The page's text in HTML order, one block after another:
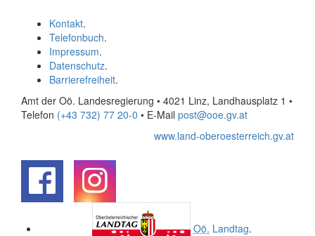
Kontakt.
Telefonbuch.
Impressum.
Datenschutz.
Barrierefreiheit.
Amt der Oö. Landesregierung • 4021 Linz, Landhausplatz 1 •
Telefon (+43 732) 77 20-0 • E-Mail post@ooe.gv.at
www.land-oberoesterreich.gv.at
Oö. Landtag.